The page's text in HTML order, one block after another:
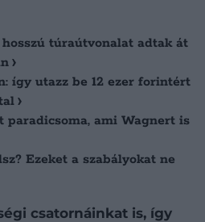
túraútvonalat adtak át
így utazz be 12 ezer forintért
ami Wagnert is
Ezeket a szabályokat ne
csatornáinkat is, így